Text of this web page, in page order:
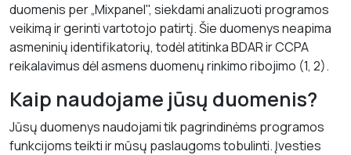
duomenis per „Mixpanel", siekdami analizuoti programos
veikimą ir gerinti vartotojo patirtį. Šie duomenys neapima
asmeninių identifikatorių, todėl atitinka BDAR ir CCPA
reikalavimus dėl asmens duomenų rinkimo ribojimo (1, 2).
Kaip naudojame jūsų duomenis?
Jūsų duomenys naudojami tik pagrindinėms programos
funkcijoms teikti ir mūsų paslaugoms tobulinti. Įvesties